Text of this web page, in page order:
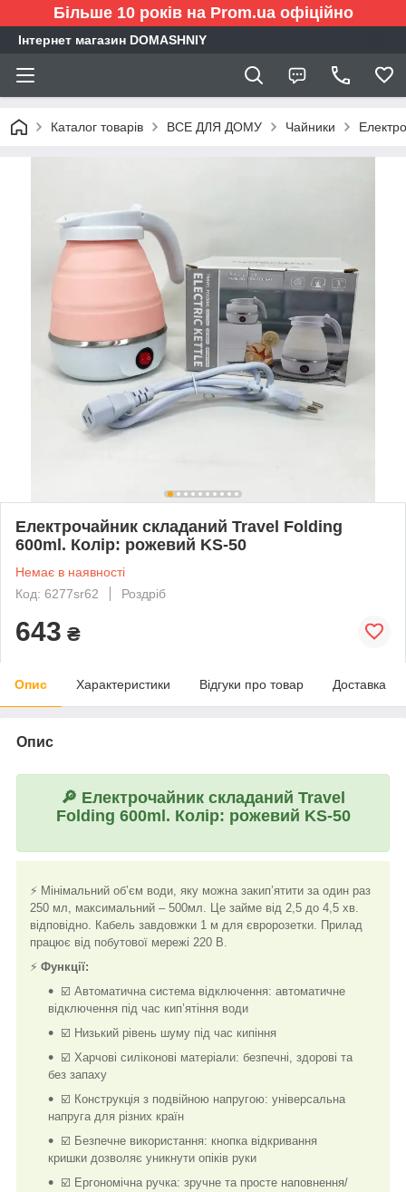
Більше 10 років на Prom.ua офіційно
Інтернет магазин DOMASHNIY
Каталог товарів ВСЕ ДЛЯ ДОМУ Чайники
Електрочайник складаний Travel Folding
600ml. Колір: рожевий KS-50
Немає в наявності
Код: 6277sr62
Роздріб
643 ₴
Опис Характеристики Відгуки про товар Доставка
Опис
🔎 Електрочайник складаний Travel
Folding 600ml. Колір: рожевий KS-50
⚡ Мінімальний об’єм води, яку можна закип’ятити за один раз
250 мл, максимальний – 500мл. Це займе від 2,5 до 4,5 хв.
відповідно. Кабель завдовжки 1 м для євророзетки. Прилад
працює від побутової мережі 220 В.
⚡ Функції:
☑️ Автоматична система відключення: автоматичне
відключення під час кип’ятіння води
☑️ Низький рівень шуму під час кипіння
☑️ Харчові силіконові матеріали: безпечні, здорові та
без запаху
☑️ Конструкція з подвійною напругою: універсальна
напруга для різних країн
☑️ Безпечне використання: кнопка відкривання
кришки дозволяє уникнути опіків руки
☑️ Ергономічна ручка: зручне та просте наповнення/